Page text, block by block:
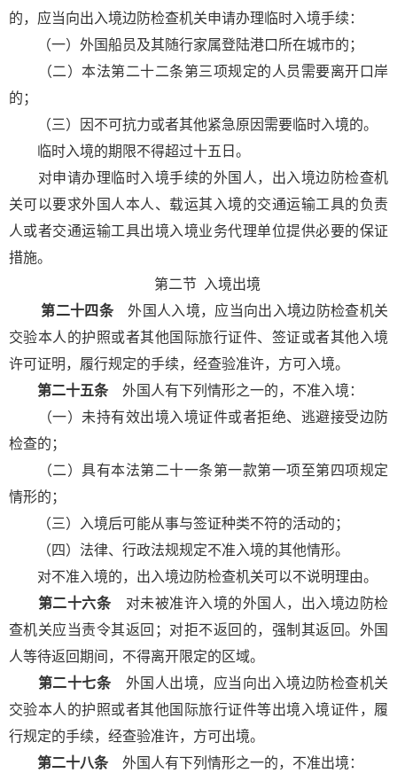
的，应当向出入境边防检查机关申请办理临时入境手续：
（一）外国船员及其随行家属登陆港口所在城市的；
（二）本法第二十二条第三项规定的人员需要离开口岸
的；
（三）因不可抗力或者其他紧急原因需要临时入境的。
临时入境的期限不得超过十五日。
对申请办理临时入境手续的外国人，出入境边防检查机
关可以要求外国人本人、载运其入境的交通运输工具的负责
人或者交通运输工具出境入境业务代理单位提供必要的保证
措施。
第二节
入境出境
第二十四条外国人入境，应当向出入境边防检查机关
交验本人的护照或者其他国际旅行证件、签证或者其他入境
许可证明，履行规定的手续，经查验准许，方可入境。
第二十五条外国人有下列情形之一的，不准入境：
（一）未持有效出境入境证件或者拒绝、逃避接受边防
检查的；
（二）具有本法第二十一条第一款第一项至第四项规定
情形的；
（三）入境后可能从事与签证种类不符的活动的；
（四）法律、行政法规规定不准入境的其他情形。
对不准入境的，出入境边防检查机关可以不说明理由。
第二十六条对未被准许入境的外国人，出入境边防检
查机关应当责令其返回；对拒不返回的，强制其返回。外国
人等待返回期间，不得离开限定的区域。
第二十七条外国人出境，应当向出入境边防检查机关
交验本人的护照或者其他国际旅行证件等出境入境证件，履
行规定的手续，经查验准许，方可出境。
第二十八条外国人有下列情形之一的，不准出境：